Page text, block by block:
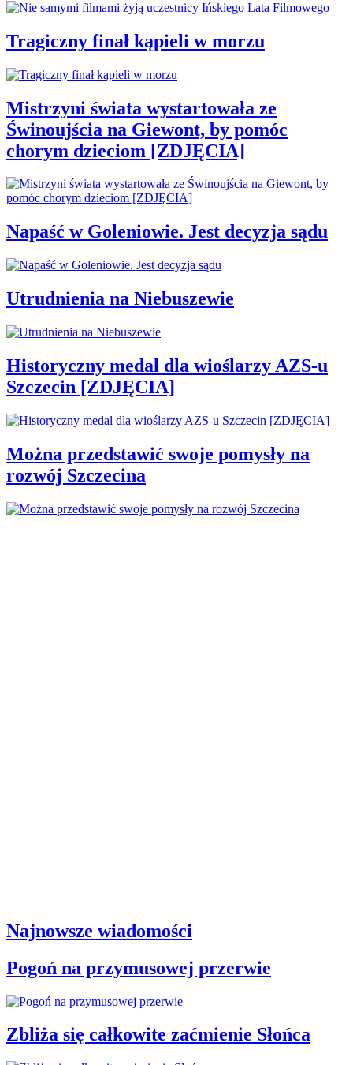
Tragiczny finał kąpieli w morzu
Mistrzyni świata wystartowała ze
Świnoujścia na Giewont, by pomóc
chorym dzieciom [ZDJĘCIA]
Napaść w Goleniowie. Jest decyzja sądu
Utrudnienia na Niebuszewie
Historyczny medal dla wioślarzy AZS-u
Szczecin [ZDJĘCIA]
Można przedstawić swoje pomysły na
rozwój Szczecina
Najnowsze wiadomości
Pogoń na przymusowej przerwie
Zbliża się całkowite zaćmienie Słońca